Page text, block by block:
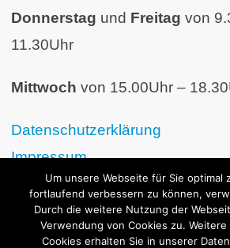
Donnerstag und Freitag von
11.30Uhr
Mittwoch von 15.00Uhr –
Datenschutzerklärung
Impressum
Um unsere Webseite für Sie optimal
fortlaufend verbessern zu können,
Durch die weitere Nutzung der
Verwendung von Cookies zu.
Cookies erhalten Sie in unserer